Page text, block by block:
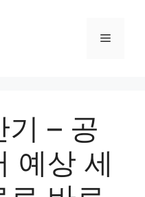
메
기 – 공
예상 세